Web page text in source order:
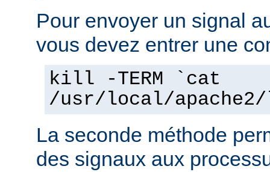
Pour envoyer un signal
vous devez entrer une
kill -TERM `cat
/usr/local/
La seconde méthode
des signaux aux